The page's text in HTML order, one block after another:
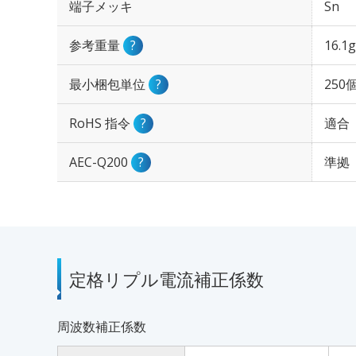
端子メッキ Sn
参考重量 ? 16.1g
最小梱包単位 ? 250
RoHS 指令 ? 適合
AEC-Q200 ? 準拠
定格リプル電流補正係数
周波数補正係数